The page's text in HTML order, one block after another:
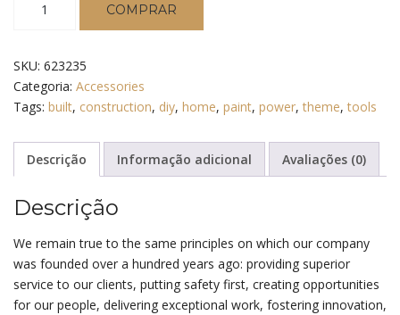
Spray
quantidade
COMPRAR
SKU: 623235
Categoria: Accessories
Tags: built, construction, diy, home, paint, power,theme,tools
Descrição Informação adicional Avaliações (0)
Descrição
We remain true to the same principles on which our company
was founded over a hundred years ago: providing superior
service to our clients, putting safety first, creating opportunities
for our people, delivering exceptional work, fostering innovation,